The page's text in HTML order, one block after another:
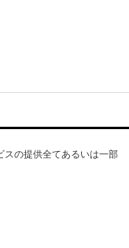
スの提供全てあるいは一部